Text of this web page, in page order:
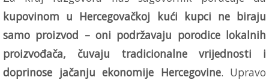
kupovinom u Hercegovačkoj kući kupci ne biraju
samo proizvod – oni podržavaju porodice lokalnih
proizvođača, čuvaju tradicionalne vrijednosti i
doprinose jačanju ekonomije Hercegovine. Upravo